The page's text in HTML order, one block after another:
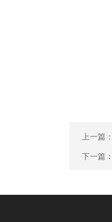
上一篇
下一篇